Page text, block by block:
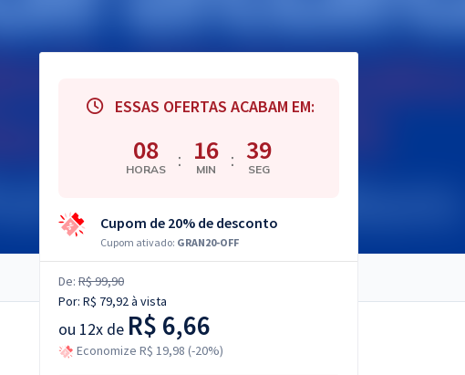
ESSAS OFERTAS ACABAM EM:
08
HORAS : 16
MIN : 37
SEG
Cupom de 20% de desconto
Cupom ativado: GRAN20-OFF
De: R$ 99,90
Por: R$ 79,92à vista
ou 12x de R$ 6,66
Economize R$ 19,98 (-20%)